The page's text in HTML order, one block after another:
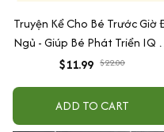
Truyện Kể Cho Bé Trước Giờ
Ngủ - Giúp Bé Phát Triển IQ
EQ
$11.99 $22.00
ADD TO CART